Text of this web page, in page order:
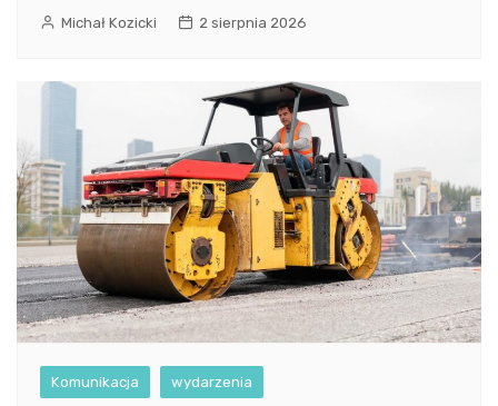
Michał Kozicki 2 sierpnia 2026
Komunikacja wydarzenia